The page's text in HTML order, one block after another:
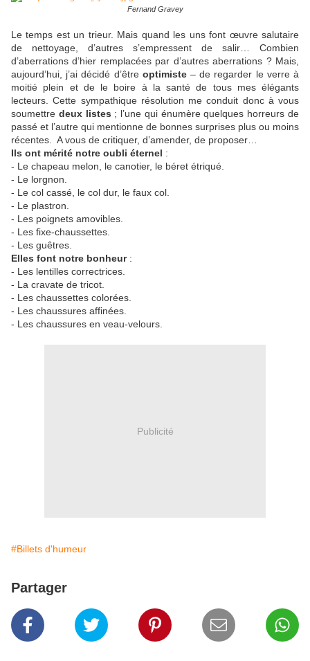
Fernand Gravey
Le temps est un trieur. Mais quand les uns font œuvre salutaire
de nettoyage, d’autres s’empressent de salir… Combien
d’aberrations d’hier remplacées par d’autres aberrations ? Mais,
aujourd’hui, j’ai décidé d’être optimiste– de regarder le verre à
moitié plein et de le boire à la santé de tous mes élégants
lecteurs. Cette sympathique résolution me conduit donc à vous
soumettre deux listes ; l’une qui énumère quelques horreurs de
passé et l’autre qui mentionne de bonnes surprises plus ou moins
récentes. A vous de critiquer, d’amender, de proposer…
Ils ont mérité notre oubli éternel :
- Le chapeau melon, le canotier, le béret étriqué.
- Le lorgnon.
- Le col cassé, le col dur, le faux col.
- Le plastron.
- Les poignets amovibles.
- Les fixe-chaussettes.
- Les guêtres.
Elles font notre bonheur:
- Les lentilles correctrices.
- La cravate de tricot.
- Les chaussettes colorées.
- Les chaussures affinées.
- Les chaussures en veau-velours.
Publicité
#Billets d'humeur
Partager